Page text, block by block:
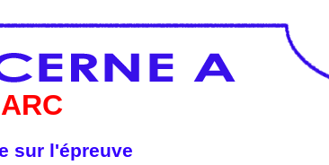
sur l'épreuve